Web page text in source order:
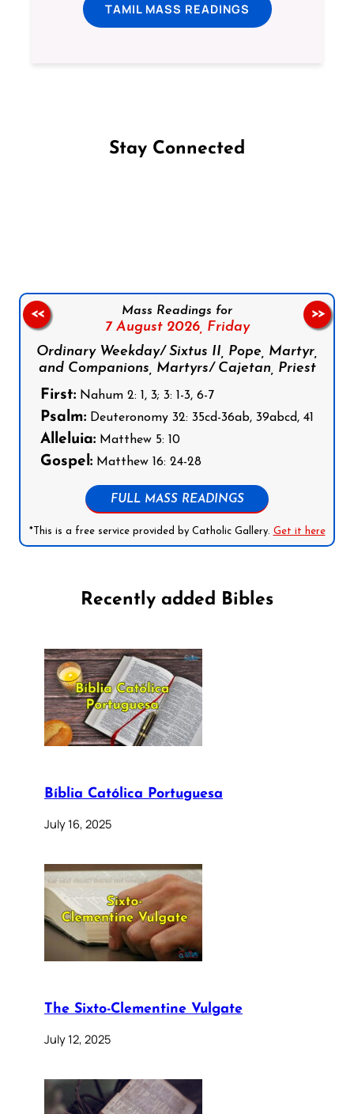
TAMIL MASS READINGS
Stay Connected
Mass Readings for
7 August 2026, Friday
Ordinary Weekday/ Sixtus II, Pope, Martyr,
and Companions, Martyrs/ Cajetan, Priest
First: Nahum 2: 1, 3; 3: 1-3, 6-7
Psalm: Deuteronomy 32: 35cd-36ab, 39abcd, 41
Alleluia: Matthew 5: 10
Gospel: Matthew 16: 24-28
FULL MASS READINGS
*This is a free service provided by Catholic Gallery. Get it here
<< >>
Recently added Bibles
Bíblia Católica Portuguesa
July 16, 2025
The Sixto-Clementine Vulgate
July 12, 2025